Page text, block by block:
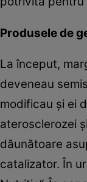
Produsele de
La început,
deveneau
modificau şi ei
aterosclerozei
dăunătoare
catalizator. În